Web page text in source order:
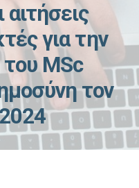
για την
MSc
τον